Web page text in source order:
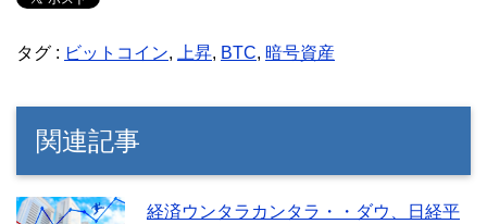
タグ : ビットコイン, 上昇, BTC, 暗号資産
関連記事
経済ウンタラカンタラ・・ダウ、日経平